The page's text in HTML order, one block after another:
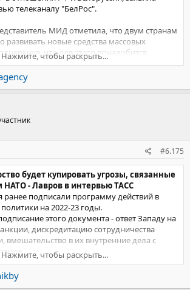
телеканалу "БелРос".
МИД отметила, что двум странам
развивать новые средства массовых
что для этого понадобится
на разных направлениях.
Нажмите, чтобы раскрыть...
#6.175
будет купировать угрозы, связанные
- Лавров в интервью ТАСС
ранее подписали программу действий в
на 2022-23 годы.
этого документа - ответ Западу на
дискредитацию сотрудничества
вмешательство в их внутренние дела с
рассказал, что в СГ намерены развивать
из-за неготовности Запада идти на
Нажмите, чтобы раскрыть...